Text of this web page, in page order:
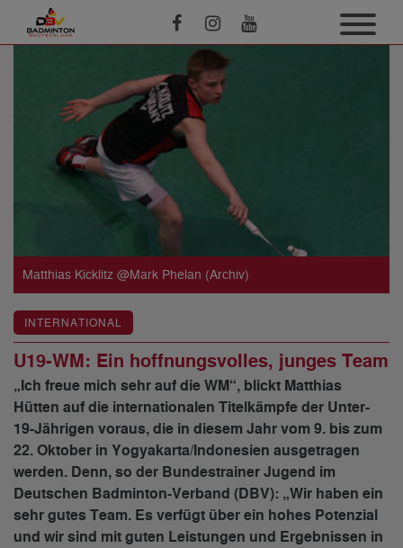
Matthias Kicklitz @Mark Phelan (Archiv)
INTERNATIONAL
U19-WM: Ein hoffnungsvolles, junges Team
„Ich freue mich sehr auf die WM“, blickt Matthias
Hütten auf die internationalen Titelkämpfe der Unter-
19-Jährigen voraus, die in diesem Jahr vom 9. bis zum
22. Oktober in Yogyakarta/Indonesien ausgetragen
werden. Denn, so der Bundestrainer Jugend im
Deutschen Badminton-Verband (DBV): „Wir haben ein
sehr gutes Team. Es verfügt über ein hohes Potenzial
und wir sind mit guten Leistungen und Ergebnissen in